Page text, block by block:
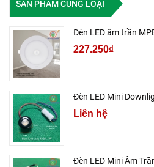
SẢN PHẨM CÙNG LOẠI
Đèn LED âm trần
227.250₫
Đèn LED Mini
Liên hệ
Đèn LED Mini Âm